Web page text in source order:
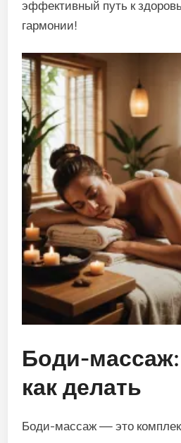
эффективный путь к
гармонии!
Боди-массаж:
как делать
Боди-массаж — это